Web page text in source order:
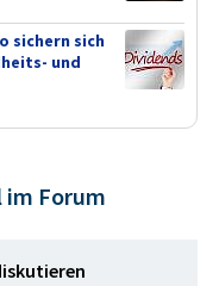
sichern sich
und
im Forum